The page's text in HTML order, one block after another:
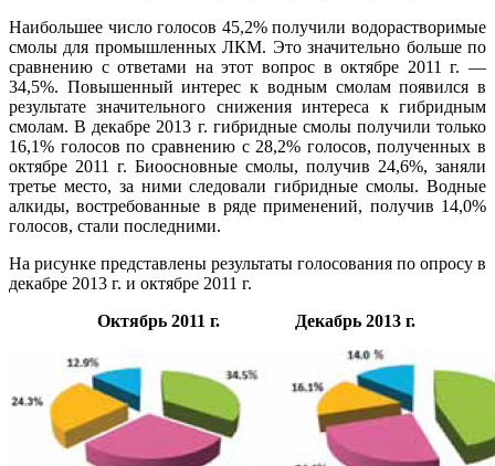
Наибольшее число голосов 45,2% получили водорастворимые
смолы для промышленных ЛКМ. Это значительно больше по
сравнению с ответами на этот вопрос в октябре 2011 г. —
34,5%. Повышенный интерес к водным смолам появился в
результате значительного снижения интереса к гибридным
смолам. В декабре 2013 г. гибридные смолы получили только
16,1% голосов по сравнению с 28,2% голосов, полученных в
октябре 2011 г. Биоосновные смолы, получив 24,6%, заняли
третье место, за ними следовали гибридные смолы. Водные
алкиды, востребованные в ряде применений, получив 14,0%
голосов, стали последними.
На рисунке представлены результаты голосования по опросу в
декабре 2013 г. и октябре 2011 г.
Октябрь 2011 г. Декабрь 2013 г.